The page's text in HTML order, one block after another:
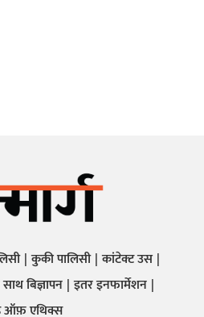
कुकी पालिसी कांटेक्ट उस
बिज्ञापन इतर इनफार्मेशन
ऑफ़ एथिक्स